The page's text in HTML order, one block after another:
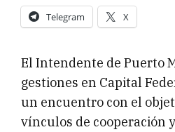
Telegram X
El Intendente de Puerto
gestiones en Capital
un encuentro con el
vínculos de cooperación